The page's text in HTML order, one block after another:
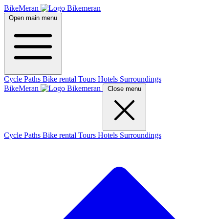
BikeMeran
Open main menu
Cycle Paths Bike rental Tours Hotels Surroundings
BikeMeran
Close menu
Cycle Paths Bike rental Tours Hotels Surroundings